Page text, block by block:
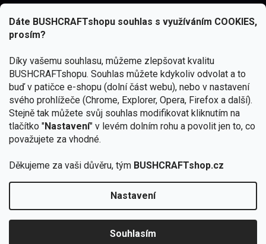
Dáte BUSHCRAFTshopu souhlas s využíváním COOKIES,
prosím?
Díky vašemu souhlasu, můžeme zlepšovat kvalitu
BUSHCRAFTshopu. Souhlas můžete kdykoliv odvolat a to
buď v patičce e-shopu (dolní část webu), nebo v nastavení
svého prohlížeče (Chrome, Explorer, Opera, Firefox a další).
Stejně tak můžete svůj souhlas modifikovat kliknutím na
tlačítko "Nastavení" v levém dolním rohu a povolit jen to, co
považujete za vhodné.
Děkujeme za vaši důvěru, tým BUSHCRAFTshop.cz
Nastavení
Souhlasím
zapojte se do slosování o kurz s
podmínkami ochrany osobních údajů
Copyright 2026BUSHCRAFTshop.cz. Všechna práva
vyhrazena.Upravit nastavení cookies